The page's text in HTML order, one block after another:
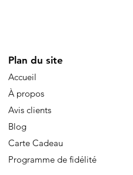
Plan du site
Accueil
À propos
Avis clients
Blog
Carte Cadeau
Programme de fidélité